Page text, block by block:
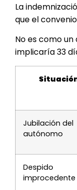
La
que el
No es como
implicaría 33
Jubilación del
autónomo
Despido
improcedente